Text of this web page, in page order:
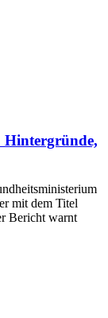
Hintergründe,
mit dem Titel
Bericht warnt